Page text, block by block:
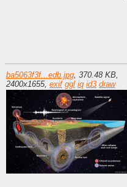
ba5063f3f...edb.jpg, 370.48 KB,
2400x1655, exif ggl iq id3 draw